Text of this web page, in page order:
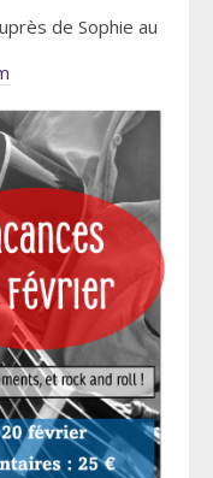
de Sophie au